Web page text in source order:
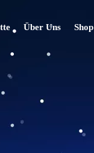
Über Uns Shop